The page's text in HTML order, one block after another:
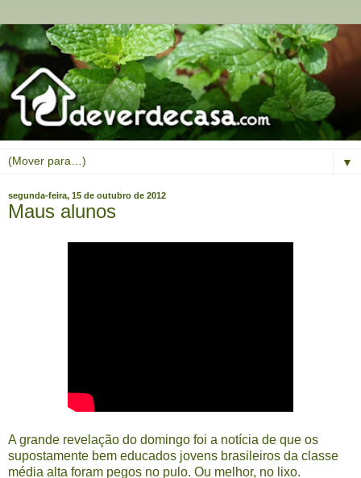
▼
segunda-feira, 15 de outubro de 2012
Maus alunos
A grande revelação do domingo foi a notícia de que os
supostamente bem educados jovens brasileiros da classe
média alta foram pegos no pulo. Ou melhor, no lixo.